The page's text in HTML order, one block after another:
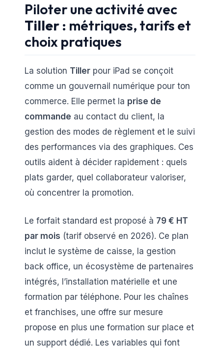
Piloter une activité avec
Tiller : métriques, tarifs et
choix pratiques
La solution Tiller pour iPad se conçoit
comme un gouvernail numérique pour ton
commerce. Elle permet la prise de
commande au contact du client, la
gestion des modes de règlement et le suivi
des performances via des graphiques. Ces
outils aident à décider rapidement : quels
plats garder, quel collaborateur valoriser,
où concentrer la promotion.
Le forfait standard est proposé à 79 € HT
par mois (tarif observé en 2026). Ce plan
inclut le système de caisse, la gestion
back office, un écosystème de partenaires
intégrés, l’installation matérielle et une
formation par téléphone. Pour les chaînes
et franchises, une offre sur mesure
propose en plus une formation sur place et
un support dédié. Les variables qui font